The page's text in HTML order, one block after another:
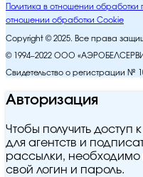
Политика в отношении
отношении обработки Cookie
Copyright © 2025. Все права
© 1994–2022 ООО
Свидетельство о регистрации №
Авторизация
Чтобы получить доступ
для агентств и
рассылки, необходимо
свой логин и пароль.